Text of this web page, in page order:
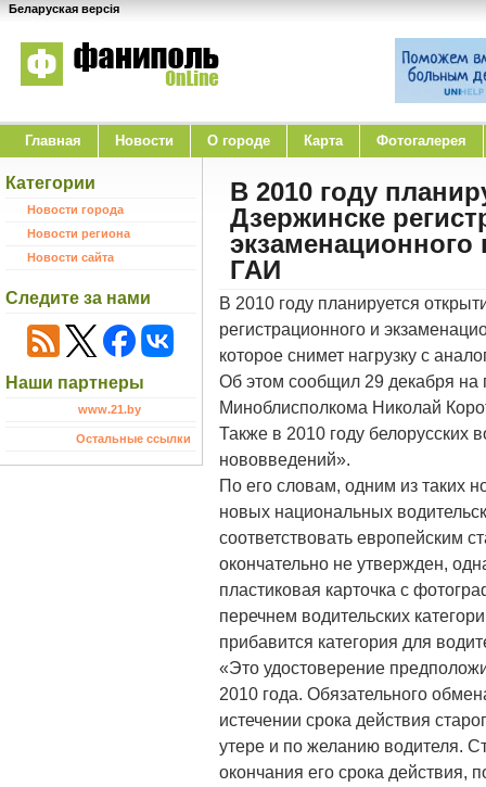
Беларуская версія
Главная Новости O городе Карта Фотогалерея
Категории
Новости города
Новости региона
Новости сайта
Следите за нами
Наши партнеры
www.21.by
Остальные ссылки
В 2010 году
Дзержинске
ГАИ
В 2010 году планируется
регистрационного и
которое снимет нагрузку с
Об этом сообщил 29 декабря
Миноблисполкома Николай
Также в 2010 году белорусских
нововведений».
По его словам, одним из таких
новых национальных
соответствовать европейским
окончательно не утвержден,
пластиковая карточка с
перечнем водительских
прибавится категория для
«Это удостоверение
2010 года. Обязательного
истечении срока действия
утере и по желанию водителя.
окончания его срока действия,